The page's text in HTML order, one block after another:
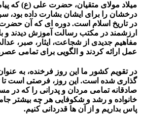
میلاد مولای متقیان، حضرت علی (ع) که
درخشان را برای ایشان بشارت داده بود،
در تاریخ اسلام است. دوره ای که آن
ارزشمند در مکتب رسالت آموزش دیدند و
مفاهیم جدیدی از شجاعت، ایثار، صبر،
عمل ارائه کردند و الگویی برای تمامی
در تقویم کشور ما این روز فرخنده، به
گذاری شده است. این روز، فرصتی است
صادقانه تمامی مردان و پدرانی را که در
خانواده و رشد و شکوفایی هر چه بیشتر
پاس بداریم و از آن ها قدردانی کنیم.